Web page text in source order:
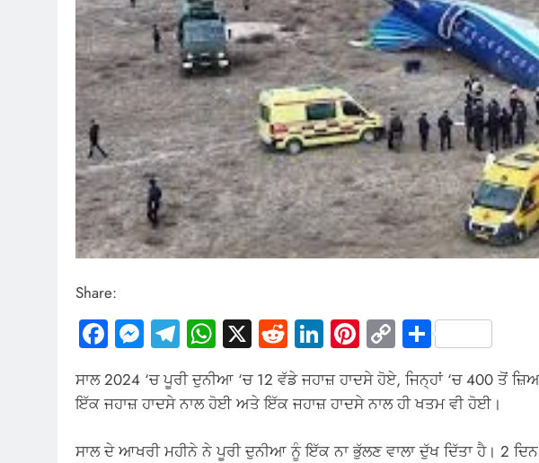
Share:
Facebook
Messenger
Telegram
WhatsApp
X RedditLinkedIn
Pinterest
Copy
Link
Share
ਸਾਲ 2024 ‘ਚ ਪੂਰੀ ਦੁਨੀਆ ‘ਚ 12 ਵੱਡੇ ਜਹਾਜ਼ ਹਾਦਸੇ ਹੋਏ, ਜਿਨ੍ਹਾਂ ‘ਚ 400 ਤੋਂ
ਇੱਕ ਜਹਾਜ਼ ਹਾਦਸੇ ਨਾਲ ਹੋਈ ਅਤੇ ਇੱਕ ਜਹਾਜ਼ ਹਾਦਸੇ ਨਾਲ ਹੀ ਖਤਮ ਵੀ ਹੋਈ।
ਸਾਲ ਦੇ ਆਖਰੀ ਮਹੀਨੇ ਨੇ ਪੂਰੀ ਦੁਨੀਆ ਨੂੰ ਇੱਕ ਨਾ ਭੁੱਲਣ ਵਾਲਾ ਦੁੱਖ ਦਿੱਤਾ ਹੈ। 2